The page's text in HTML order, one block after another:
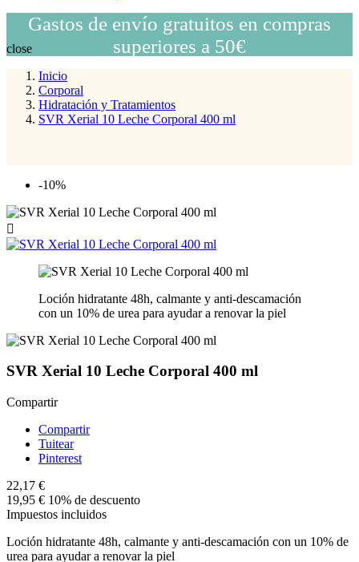
Gastos de envío gratuitos en compras
superiores a 50€
close
Inicio
Corporal
Hidratación y Tratamientos
SVR Xerial 10 Leche Corporal 400 ml
-10%

Loción hidratante 48h, calmante y anti-descamación
con un 10% de urea para ayudar a renovar la piel
SVR Xerial 10 Leche Corporal 400 ml
Compartir
Compartir
Tuitear
Pinterest
22,17 €
19,95 € 10% de descuento
Impuestos incluidos
Loción hidratante 48h, calmante y anti-descamación con un 10% de
urea para ayudar a renovar la piel